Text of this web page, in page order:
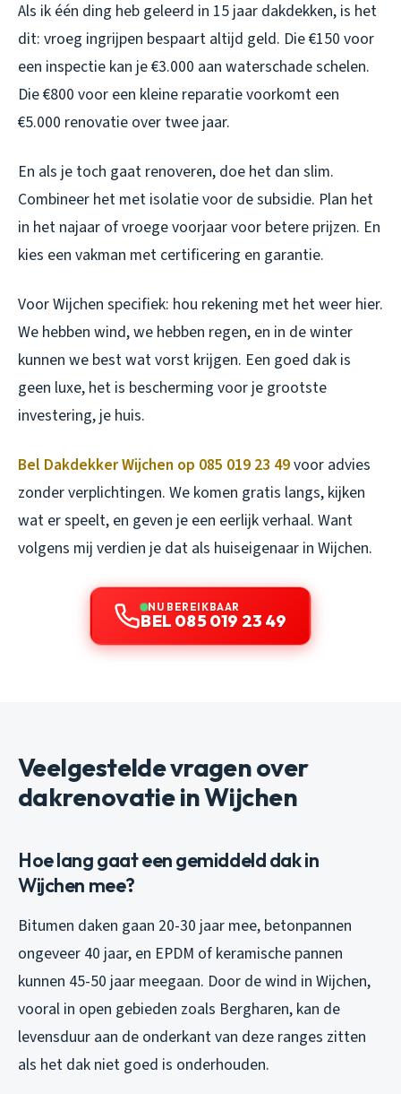
Als ik één ding heb geleerd in 15 jaar dakdekken, is het
dit: vroeg ingrijpen bespaart altijd geld. Die €150 voor
een inspectie kan je €3.000 aan waterschade schelen.
Die €800 voor een kleine reparatie voorkomt een
€5.000 renovatie over twee jaar.
En als je toch gaat renoveren, doe het dan slim.
Combineer het met isolatie voor de subsidie. Plan het
in het najaar of vroege voorjaar voor betere prijzen. En
kies een vakman met certificering en garantie.
Voor Wijchen specifiek: hou rekening met het weer hier.
We hebben wind, we hebben regen, en in de winter
kunnen we best wat vorst krijgen. Een goed dak is
geen luxe, het is bescherming voor je grootste
investering, je huis.
Bel Dakdekker Wijchen op 085 019 23 49voor advies
zonder verplichtingen. We komen gratis langs, kijken
wat er speelt, en geven je een eerlijk verhaal. Want
volgens mij verdien je dat als huiseigenaar in Wijchen.
NU BEREIKBAAR
BEL 085 019 23 49
Veelgestelde vragen over
dakrenovatie in Wijchen
Hoe lang gaat een gemiddeld dak in
Wijchen mee?
Bitumen daken gaan 20-30 jaar mee, betonpannen
ongeveer 40 jaar, en EPDM of keramische pannen
kunnen 45-50 jaar meegaan. Door de wind in Wijchen,
vooral in open gebieden zoals Bergharen, kan de
levensduur aan de onderkant van deze ranges zitten
als het dak niet goed is onderhouden.